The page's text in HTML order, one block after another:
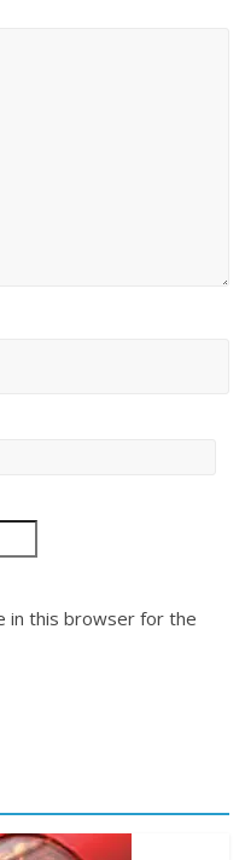
in this browser for the